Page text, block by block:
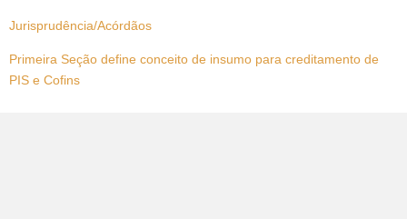
Jurisprudência/Acórdãos
Primeira Seção define conceito de insumo para creditamento de
PIS e Cofins